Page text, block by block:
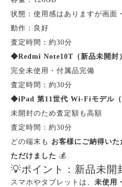
状態：使用感はありますが画面
動作：良好
査定時間：約30分
◆Redmi Note10T（新品未開封
完全未使用・付属品完備
査定時間：約30分
◆iPad 第11世代 Wi-Fiモデル（
未開封のため査定額も高額
査定時間：約30分
どの端末も お客様にご納得い
ただけました 💰
💡ポイント：新品未開
スマホやタブレットは、 未使用